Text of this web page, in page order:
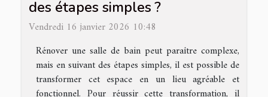
des étapes simples ?
Vendredi 16 janvier 2026 10:48
Rénover une salle de bain peut paraître complexe,
mais en suivant des étapes simples, il est possible de
transformer cet espace en un lieu agréable et